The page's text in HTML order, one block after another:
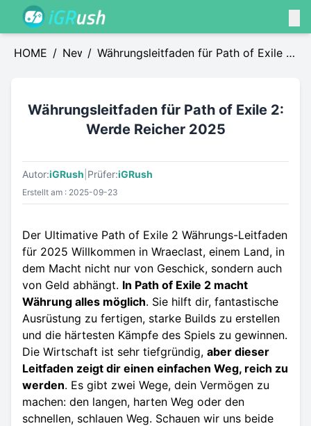
HOME / News
/ Währungsleitfaden für Path of Exile 2:
Währungsleitfaden für Path of Exile 2:
Werde Reicher 2025
Autor:iGRush Prüfer:iGRush
Erstellt am : 2025-09-23
Der Ultimative Path of Exile 2 Währungs-Leitfaden
für 2025 Willkommen in Wraeclast, einem Land, in
dem Macht nicht nur von Geschick, sondern auch
von Geld abhängt. In Path of Exile 2 macht
Währung alles möglich. Sie hilft dir, fantastische
Ausrüstung zu fertigen, starke Builds zu erstellen
und die härtesten Kämpfe des Spiels zu gewinnen.
Die Wirtschaft ist sehr tiefgründig, aber dieser
Leitfaden zeigt dir einen einfachen Weg, reich zu
werden. Es gibt zwei Wege, dein Vermögen zu
machen: den langen, harten Weg oder den
schnellen, schlauen Weg. Schauen wir uns beide